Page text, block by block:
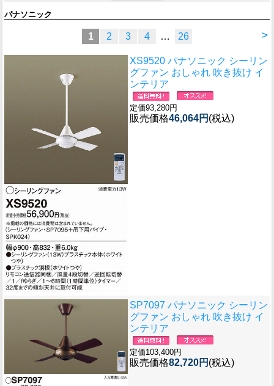
パナソニック
>
1 2 3 4 … 26
XS9520 パナソニック シーリン
グファン おしゃれ 吹き抜け イ
ンテリア
定価93,280円
販売価格46,064円 (税込)
SP7097 パナソニック シーリン
グファン おしゃれ 吹き抜け イ
ンテリア
定価103,400円
販売価格82,720円 (税込)